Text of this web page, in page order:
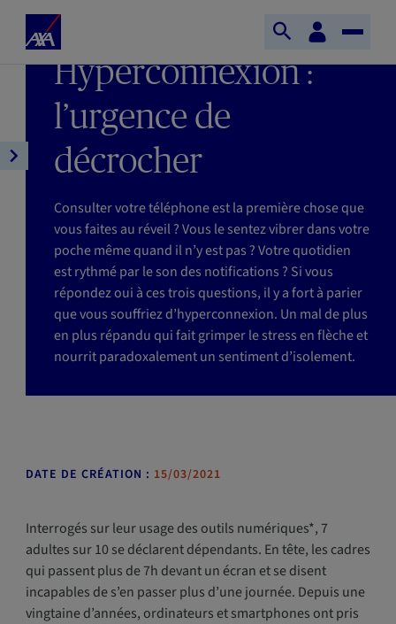
Aller au contenu principal
Accueil
AXA
Espace
client
Ouvrir
la
recherche
Toggle
DERNIÈRE MISE À JOUR : 15/01/2026
Hyperconnexion :
l’urgence de
décrocher
Consulter votre téléphone est la première chose que
vous faites au réveil ? Vous le sentez vibrer dans votre
poche même quand il n’y est pas ? Votre quotidien
est rythmé par le son des notifications ? Si vous
répondez oui à ces trois questions, il y a fort à parier
que vous souffriez d’hyperconnexion. Un mal de plus
en plus répandu qui fait grimper le stress en flèche et
nourrit paradoxalement un sentiment d’isolement.
Ouvrir
navigation
l'article
DATE DE CRÉATION : 15/03/2021
Interrogés sur leur usage des outils numériques*, 7
adultes sur 10 se déclarent dépendants. En tête, les cadres
qui passent plus de 7h devant un écran et se disent
incapables de s’en passer plus d’une journée. Depuis une
vingtaine d’années, ordinateurs et smartphones ont pris